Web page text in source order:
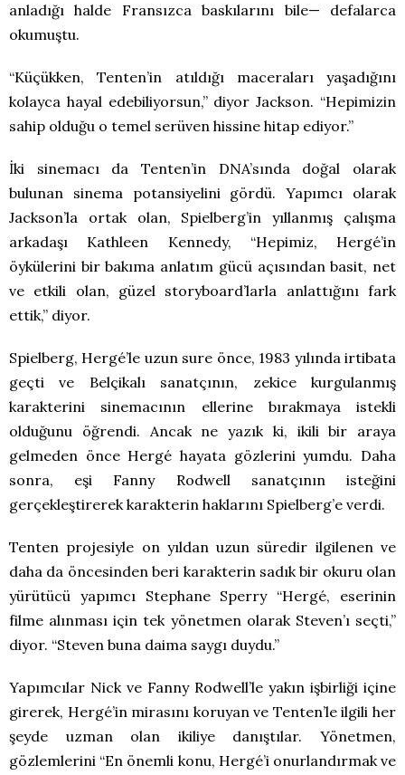
anladığı halde Fransızca baskılarını bile— defalarca
okumuştu.
“Küçükken, Tenten’in atıldığı maceraları yaşadığını
kolayca hayal edebiliyorsun,” diyor Jackson. “Hepimizin
sahip olduğu o temel serüven hissine hitap ediyor.”
İki sinemacı da Tenten’in DNA’sında doğal olarak
bulunan sinema potansiyelini gördü. Yapımcı olarak
Jackson’la ortak olan, Spielberg’in yıllanmış çalışma
arkadaşı Kathleen Kennedy, “Hepimiz, Hergé’in
öykülerini bir bakıma anlatım gücü açısından basit, net
ve etkili olan, güzel storyboard’larla anlattığını fark
ettik,” diyor.
Spielberg, Hergé’le uzun sure önce, 1983 yılında irtibata
geçti ve Belçikalı sanatçının, zekice kurgulanmış
karakterini sinemacının ellerine bırakmaya istekli
olduğunu öğrendi. Ancak ne yazık ki, ikili bir araya
gelmeden önce Hergé hayata gözlerini yumdu. Daha
sonra, eşi Fanny Rodwell sanatçının isteğini
gerçekleştirerek karakterin haklarını Spielberg’e verdi.
Tenten projesiyle on yıldan uzun süredir ilgilenen ve
daha da öncesinden beri karakterin sadık bir okuru olan
yürütücü yapımcı Stephane Sperry “Hergé, eserinin
filme alınması için tek yönetmen olarak Steven’ı seçti,”
diyor. “Steven buna daima saygı duydu.”
Yapımcılar Nick ve Fanny Rodwell’le yakın işbirliği içine
girerek, Hergé’in mirasını koruyan ve Tenten’le ilgili her
şeyde uzman olan ikiliye danıştılar. Yönetmen,
gözlemlerini “En önemli konu, Hergé’i onurlandırmak ve